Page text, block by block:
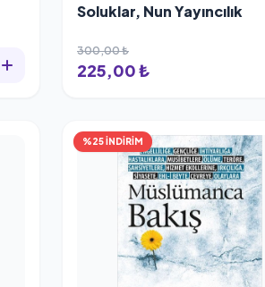
Soluklar, Nun Yayıncılık
300,00 ₺
225,00 ₺
%25 İNDİRİM